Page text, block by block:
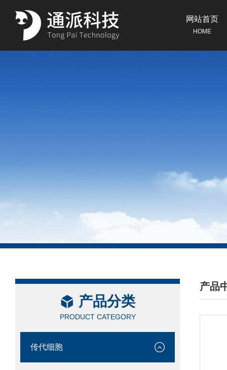
网站首页
HOME
产品分类
PRODUCT CATEGORY
传代细胞
产品
/